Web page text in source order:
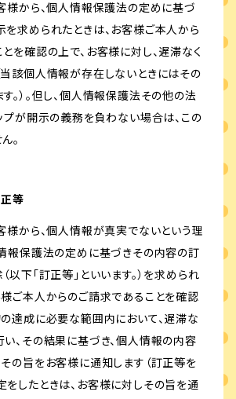
様から、個人情報保護法の定めに基づ
求められたときは、お客様ご本人から
を確認の上で、お客様に対し、遅滞なく
当該個人情報が存在しないときにはその
。）。但し、個人情報保護法その他の法
プが開示の義務を負わない場合は、この
。
等
様から、個人情報が真実でないという理
報保護法の定めに基づきその内容の訂
以下「訂正等」といいます。）を求められ
ご本人からのご請求であることを確認
達成に必要な範囲内において、遅滞な
、その結果に基づき、個人情報の内容
の旨をお客様に通知します（訂正等を
したときは、お客様に対しその旨を通